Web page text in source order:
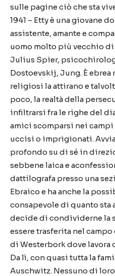
sulle pagine ciò che sta
1941 – Ettyè una giovane
assistente, amante e
uomo molto più vecchio di
Julius Spier,
Dostoevskij, Jung. Èebrea
religiosi la attirano e
poco, la realtàdella
infiltrarsi fra le righe del
amici scomparsi nei
uccisi o imprigionati.
profondo su di sé in
sebbene laica e
dattilografa presso una
Ebraico e ha anche la
consapevole di quanto sta
decide di condividerne la
essere trasferita nel
di Westerbork dove lavora
Da lì, con quasi tutta la
Auschwitz. Nessuno di